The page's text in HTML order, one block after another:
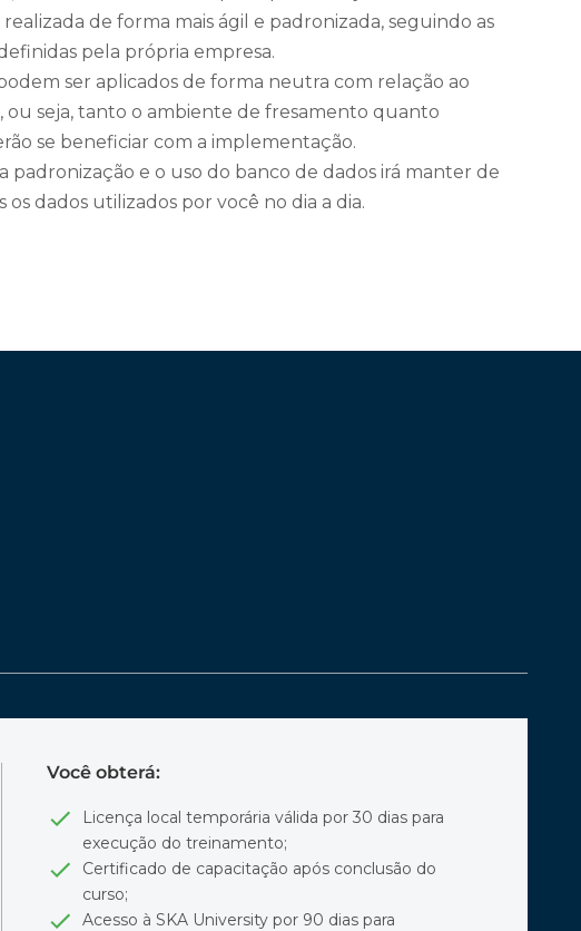
de forma mais ágil e padronizada, seguindo as
pela própria empresa.
ser aplicados de forma neutra com relação ao
ou seja, tanto o ambiente de fresamento quanto
se beneficiar com a implementação.
padronização e o uso do banco de dados irá manter de
dados utilizados por você no dia a dia.
Você obterá:
Licença local temporária válida por 30 dias para
execução do treinamento;
Certificado de capacitação após conclusão do
curso;
Acesso à SKA University por 90 dias para